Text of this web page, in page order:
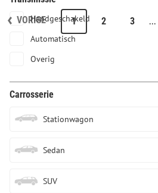
Handgeschakeld
Automatisch
Overig
Carrosserie
Stationwagon
Sedan
SUV
VORIGE 1 2 3 ...